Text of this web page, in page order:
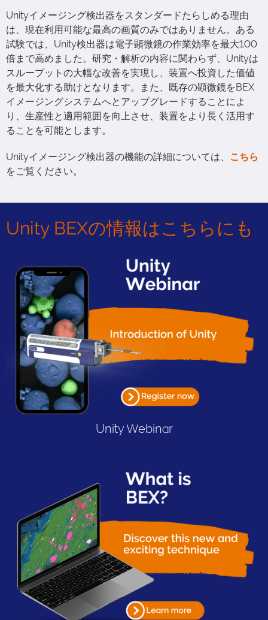
Unityイメージング検出器をスタンダードたらしめる理由
は、現在利用可能な最高の画質のみではありません。ある
試験では、Unity検出器は電子顕微鏡の作業効率を最大100
倍まで高めました。研究・解析の内容に関わらず、Unityは
スループットの大幅な改善を実現し、装置へ投資した価値
を最大化する助けとなります。また、既存の顕微鏡をBEX
イメージングシステムへとアップグレードすることによ
り、生産性と適用範囲を向上させ、装置をより長く活用す
ることを可能とします。
Unityイメージング検出器の機能の詳細については、
こちら
をご覧ください。
Unity BEXの情報はこちらにも
Unity Webinar